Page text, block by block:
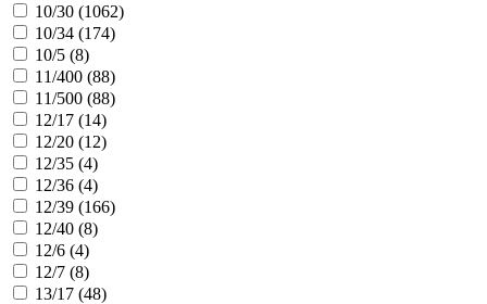
10/30 (1062)
10/34 (174)
10/5 (8)
11/400 (88)
11/500 (88)
12/17 (14)
12/20 (12)
12/35 (4)
12/36 (4)
12/39 (166)
12/40 (8)
12/6 (4)
12/7 (8)
13/17 (48)